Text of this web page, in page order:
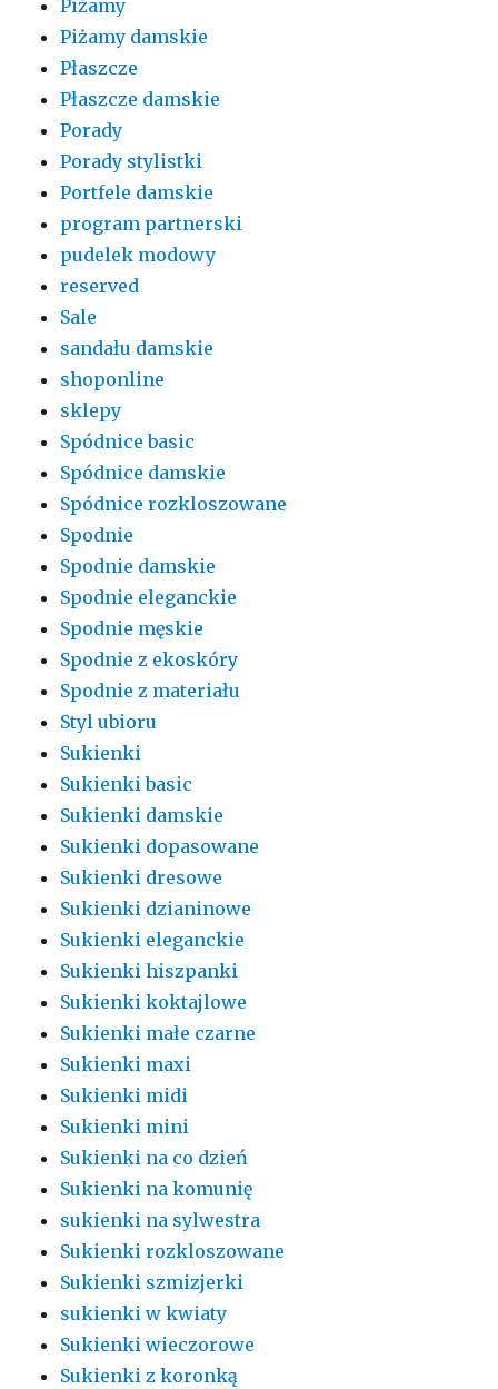
Piżamy
Piżamy damskie
Płaszcze
Płaszcze damskie
Porady
Porady stylistki
Portfele damskie
program partnerski
pudelek modowy
reserved
Sale
sandału damskie
shoponline
sklepy
Spódnice basic
Spódnice damskie
Spódnice rozkloszowane
Spodnie
Spodnie damskie
Spodnie eleganckie
Spodnie męskie
Spodnie z ekoskóry
Spodnie z materiału
Styl ubioru
Sukienki
Sukienki basic
Sukienki damskie
Sukienki dopasowane
Sukienki dresowe
Sukienki dzianinowe
Sukienki eleganckie
Sukienki hiszpanki
Sukienki koktajlowe
Sukienki małe czarne
Sukienki maxi
Sukienki midi
Sukienki mini
Sukienki na co dzień
Sukienki na komunię
sukienki na sylwestra
Sukienki rozkloszowane
Sukienki szmizjerki
sukienki w kwiaty
Sukienki wieczorowe
Sukienki z koronką